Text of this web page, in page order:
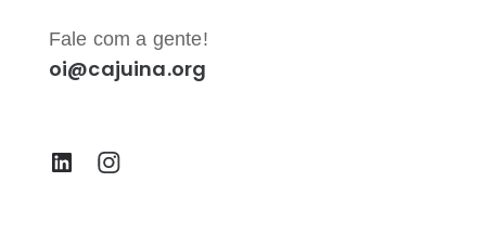
Fale com a gente!
oi@cajuina.org